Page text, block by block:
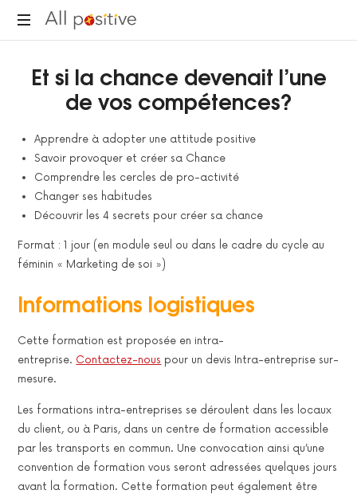
All
pour
se
réinventer."
Et si la chance devenait l’une
de vos compétences?
Apprendre à adopter une attitude positive
Savoir provoquer et créer sa Chance
Comprendre les cercles de pro-activité
Changer ses habitudes
Découvrir les 4 secrets pour créer sa chance
Format : 1 jour (en module seul ou dans le cadre du cycle au
féminin « Marketing de soi »)
Informations logistiques
Cette formation est proposée en intra-
entreprise. Contactez-nous pour un devis Intra-entreprise sur-
mesure.
Les formations intra-entreprises se déroulent dans les locaux
du client, ou à Paris, dans un centre de formation accessible
par les transports en commun. Une convocation ainsi qu’une
convention de formation vous seront adressées quelques jours
avant la formation. Cette formation peut également être